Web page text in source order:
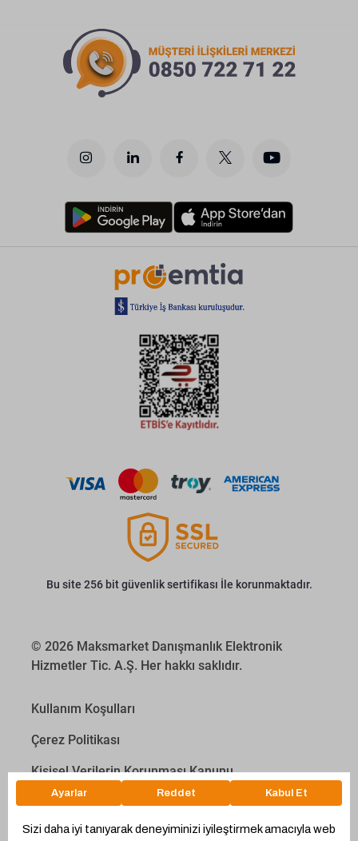
Bu site 256 bit güvenlik sertifikası İle korunmaktadır.
© 2026 Maksmarket Danışmanlık Elektronik
Hizmetler Tic. A.Ş. Her hakkı saklıdır.
Kullanım Koşulları
Çerez Politikası
Kişisel Verilerin Korunması Kanunu
İletişim Aydınlatma Metni
Proyakıt